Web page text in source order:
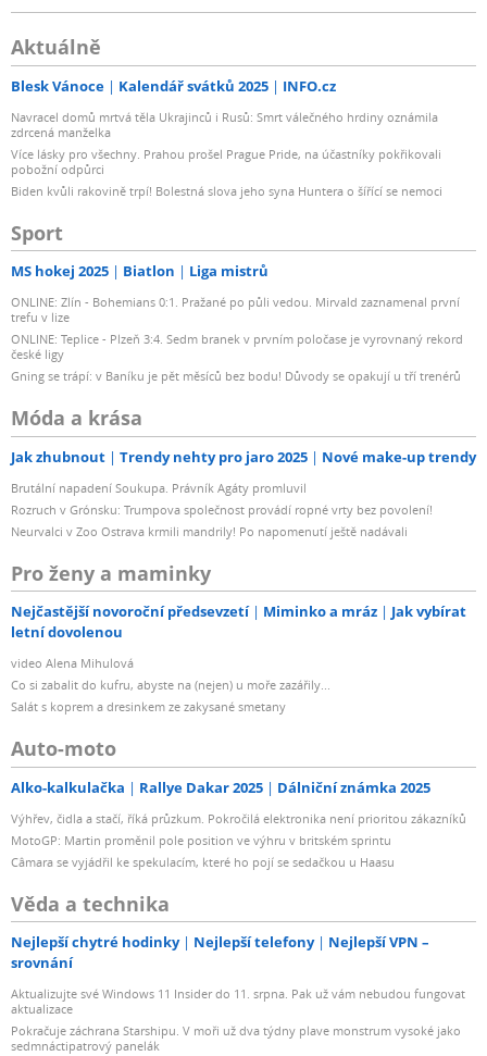
Aktuálně
Blesk Vánoce Kalendář svátků 2025 INFO.cz
Navracel domů mrtvá těla Ukrajinců i Rusů: Smrt válečného hrdiny oznámila
zdrcená manželka
Více lásky pro všechny. Prahou prošel Prague Pride, na účastníky pokřikovali
pobožní odpůrci
Biden kvůli rakovině trpí! Bolestná slova jeho syna Huntera o šířící se nemoci
Sport
MS hokej 2025 Biatlon Liga mistrů
ONLINE: Zlín - Bohemians 0:1. Pražané po půli vedou. Mirvald zaznamenal první
trefu v lize
ONLINE: Teplice - Plzeň 3:4. Sedm branek v prvním poločase je vyrovnaný rekord
české ligy
Gning se trápí: v Baníku je pět měsíců bez bodu! Důvody se opakují u tří trenérů
Móda a krása
Jak zhubnout Trendy nehty pro jaro 2025 Nové make-up trendy
Brutální napadení Soukupa. Právník Agáty promluvil
Rozruch v Grónsku: Trumpova společnost provádí ropné vrty bez povolení!
Neurvalci v Zoo Ostrava krmili mandrily! Po napomenutí ještě nadávali
Pro ženy a maminky
Nejčastější novoroční předsevzetí Miminko a mráz
Jak vybírat
letní dovolenou
video Alena Mihulová
Co si zabalit do kufru, abyste na (nejen) u moře zazářily...
Salát s koprem a dresinkem ze zakysané smetany
Auto-moto
Alko-kalkulačka Rallye Dakar 2025 Dálniční známka 2025
Výhřev, čidla a stačí, říká průzkum. Pokročilá elektronika není prioritou zákazníků
MotoGP: Martin proměnil pole position ve výhru v britském sprintu
Câmara se vyjádřil ke spekulacím, které ho pojí se sedačkou u Haasu
Věda a technika
Nejlepší chytré hodinky Nejlepší telefony
Nejlepší VPN –
srovnání
Aktualizujte své Windows 11 Insider do 11. srpna. Pak už vám nebudou fungovat
aktualizace
Pokračuje záchrana Starshipu. V moři už dva týdny plave monstrum vysoké jako
sedmnáctipatrový panelák